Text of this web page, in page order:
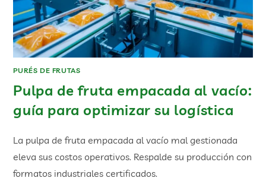
PURÉS DE FRUTAS
Pulpa de fruta empacada al vacío:
guía para optimizar su logística
La pulpa de fruta empacada al vacío mal gestionada
eleva sus costos operativos. Respalde su producción con
formatos industriales certificados.